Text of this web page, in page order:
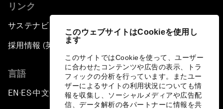
このウェブサイトはCookieを使用し
ます
このサイトではCookieを使って、ユーザー
に合わせたコンテンツや広告の表示、トラ
フィックの分析を行っています。またユー
ザーによるサイトの利用状況についても情
報を収集し、ソーシャルメディアや広告配
信、データ解析の各パートナーに情報を共
リンク
サステナビリティへの取り組み
採用情報 (英語のみ)
言語
EN ▪ES▪中文▪ 日本語